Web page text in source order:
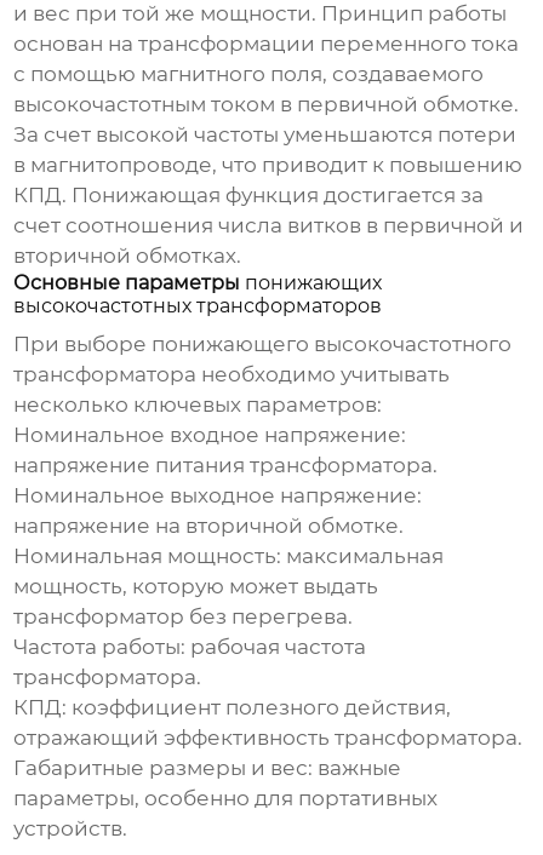
и вес при той же мощности. Принцип работы
основан на трансформации переменного тока
с помощью магнитного поля, создаваемого
высокочастотным током в первичной обмотке.
За счет высокой частоты уменьшаются потери
в магнитопроводе, что приводит к повышению
КПД. Понижающая функция достигается за
счет соотношения числа витков в первичной и
вторичной обмотках.
Основные параметры понижающих
высокочастотных трансформаторов
При выборе понижающего высокочастотного
трансформатора необходимо учитывать
несколько ключевых параметров:
Номинальное входное напряжение:
напряжение питания трансформатора.
Номинальное выходное напряжение:
напряжение на вторичной обмотке.
Номинальная мощность: максимальная
мощность, которую может выдать
трансформатор без перегрева.
Частота работы: рабочая частота
трансформатора.
КПД: коэффициент полезного действия,
отражающий эффективность трансформатора.
Габаритные размеры и вес: важные
параметры, особенно для портативных
устройств.